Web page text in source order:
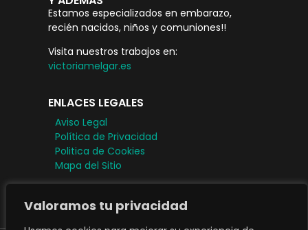
Valoramos tu privacidad
Estamos especializados en embarazo,
recién nacidos, niños y comuniones!!
Visita nuestros trabajos en:
victoriamelgar.es
ENLACES LEGALES
Aviso Legal
Política de Privacidad
Politica de Cookies
Mapa del Sitio